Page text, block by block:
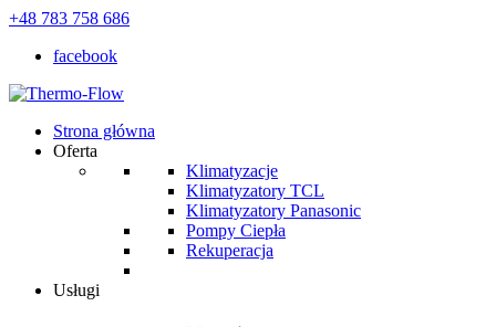
+48 783 758 686
facebook
Strona główna
Oferta
Klimatyzacje
Klimatyzatory TCL
Klimatyzatory Panasonic
Pompy Ciepła
Rekuperacja
Usługi